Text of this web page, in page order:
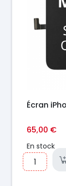
Écran
65,00 €
En stock